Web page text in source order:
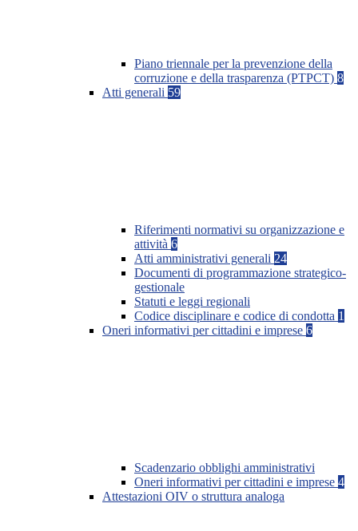
Piano triennale per la prevenzione della
corruzione e della trasparenza (PTPCT) 8
Atti generali 59
Riferimenti normativi su organizzazione e
attività 6
Atti amministrativi generali 24
Documenti di programmazione strategico-
gestionale
Statuti e leggi regionali
Codice disciplinare e codice di condotta 1
Oneri informativi per cittadini e imprese 6
Scadenzario obblighi amministrativi
Oneri informativi per cittadini e imprese 4
Attestazioni OIV o struttura analoga